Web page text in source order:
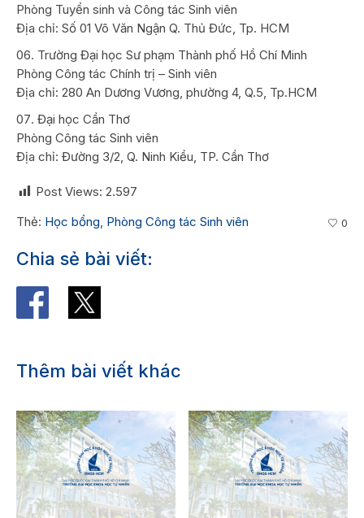
Phòng Tuyển sinh và Công tác Sinh viên
Địa chỉ: Số 01 Võ Văn Ngận Q. Thủ Đức, Tp. HCM
Trường Đại học Sư phạm Thành phố Hồ Chí Minh
Phòng Công tác Chính trị – Sinh viên
Địa chỉ: 280 An Dương Vương, phường 4, Q.5, Tp.HCM
Đại học Cần Thơ
Phòng Công tác Sinh viên
Địa chỉ: Đường 3/2, Q. Ninh Kiều, TP. Cần Thơ
Post Views: 2.597
Thẻ: Học bổng, Phòng Công tác Sinh viên 0
Chia sẻ bài viết:
Thêm bài viết khác